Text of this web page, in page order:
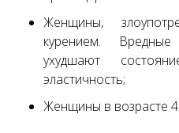
Женщины,
курением.
ухудшают
эластичность;
Женщины в возрасте